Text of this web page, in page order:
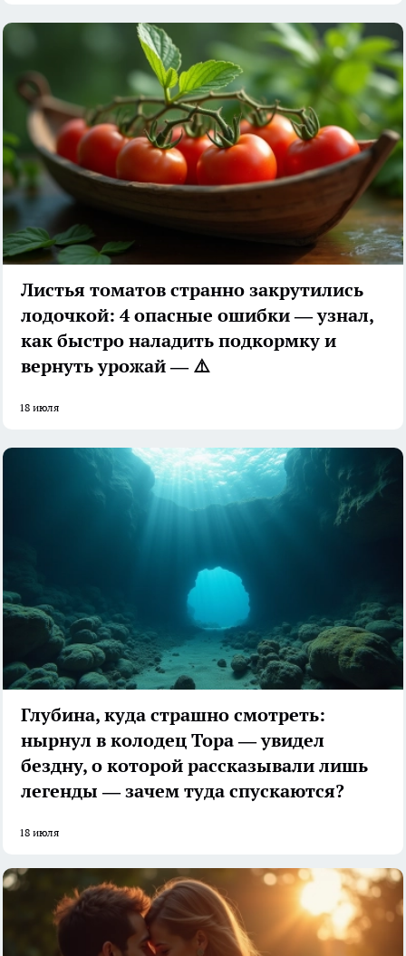
Листья томатов странно закрутились
лодочкой: 4 опасные ошибки — узнал,
как быстро наладить подкормку и
вернуть урожай — ⚠️
18 июля
Глубина, куда страшно смотреть:
нырнул в колодец Тора — увидел
бездну, о которой рассказывали лишь
легенды — зачем туда спускаются?
18 июля